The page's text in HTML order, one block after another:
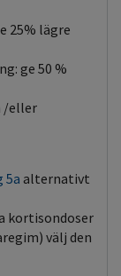
25% lägre
ge 50 %
/eller
5a alternativt
kortisondoser
välj den